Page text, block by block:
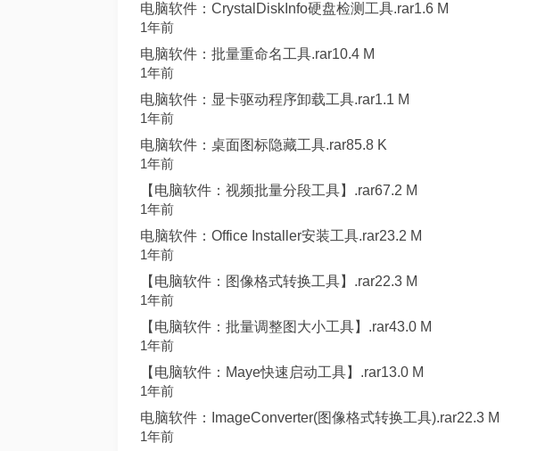
电脑软件：CrystalDiskInfo硬盘检测工具.rar1.6 M
1年前
电脑软件：批量重命名工具.rar10.4 M
1年前
电脑软件：显卡驱动程序卸载工具.rar1.1 M
1年前
电脑软件：桌面图标隐藏工具.rar85.8 K
1年前
【电脑软件：视频批量分段工具】.rar67.2 M
1年前
电脑软件：Office Installer安装工具.rar23.2 M
1年前
【电脑软件：图像格式转换工具】.rar22.3 M
1年前
【电脑软件：批量调整图大小工具】.rar43.0 M
1年前
【电脑软件：Maye快速启动工具】.rar13.0 M
1年前
电脑软件：ImageConverter(图像格式转换工具).rar22.3 M
1年前